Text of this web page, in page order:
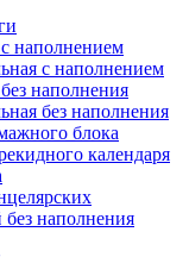
наполнением
с наполнением
наполнения
без наполнения
блока
календаря
наполнения